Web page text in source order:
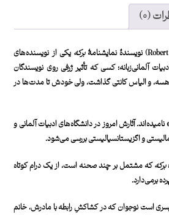
(۰)
برکه یکی از نویسنده‌های
آلمانی‌زبانه؛ کسی که تأثیر ژرفی روی نویسندگان
هسه، و الیاس کانتی گذاشت، ولی خودش تا مدت‌ها در
آثارش امروز در دانشگاه‌های ادبیات آلمانی و
و اگزیستانسیالیستی بررسی می‌شود.
برکهکه مشتمل بر چند صحنه است، از یک درام کوتاه
برمی‌دارد.
است نوجوان که در کشاکشِ رابطه با مادرش، خانم